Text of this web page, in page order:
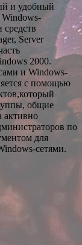
и удобный
Windows-
Server
2000.
и Windows-
с помощью
общие
активно
по
для
сетями.